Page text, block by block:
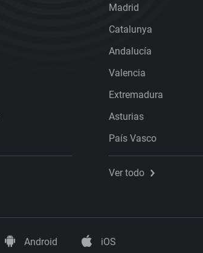
Madrid
Catalunya
Andalucía
Valencia
Extremadura
Asturias
País Vasco
Ver todo
Android iOS